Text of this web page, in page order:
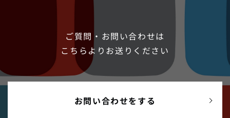
ご質問・お問い合わせは
こちらよりお送りください
お問い合わせをする